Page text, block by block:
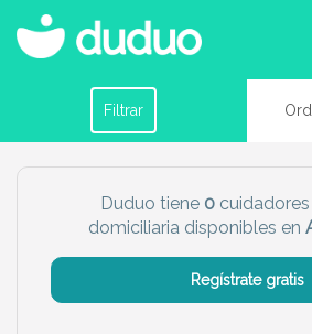
Cuidadores domiciliarios en
Filtrar
Filtrar por horario
Chico
Más servicio del dudú
Duduo tiene 0
domiciliaria disponibles en
Regístrate gratis